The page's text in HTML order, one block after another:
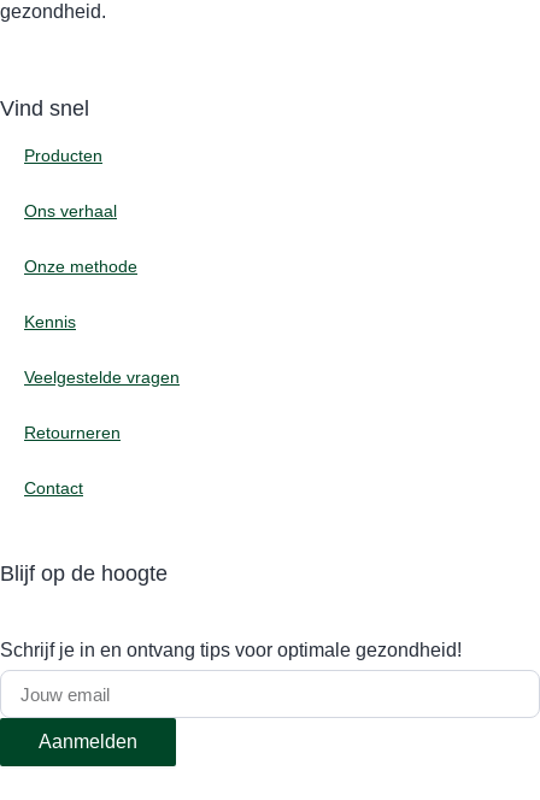
gezondheid.
Vind snel
Producten
Ons verhaal
Onze methode
Kennis
Veelgestelde vragen
Retourneren
Contact
Blijf op de hoogte
Schrijf je in en ontvang tips voor optimale gezondheid!
Aanmelden